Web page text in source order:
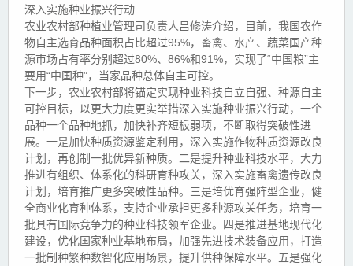
深入实施种业振兴行动
农业农村部种植业管理司负责人吕修涛介绍，目前，我国农作
物自主选育品种面积占比超过95%，畜禽、水产、蔬菜国产种
源市场占有率分别超过80%、86%和91%，实现了“中国粮”主
要用“中国种”，当家品种总体自主可控。
下一步，农业农村部将锚定实现种业科技自立自强、种源自主
可控目标，以更大力度更实举措深入实施种业振兴行动，一个
品种一个品种地抓，加快补齐短板弱项，不断取得突破性进
展。一是加快种质资源鉴定利用，深入实施作物种质资源改良
计划，再创制一批优异新种质。二是提升种业科技水平，大力
推进有组织、体系化的科研育种攻关，深入实施畜禽遗传改良
计划，培育推广更多突破性品种。三是培优育强阵型企业，健
全商业化育种体系，支持企业承担更多种源攻关任务，培育一
批具有国际竞争力的种业科技领军企业。四是推进基地现代化
建设，优化国家种业基地布局，加强先进技术装备应用，打造
一批制种繁种数智化应用场景，提升供种保障水平。五是强化